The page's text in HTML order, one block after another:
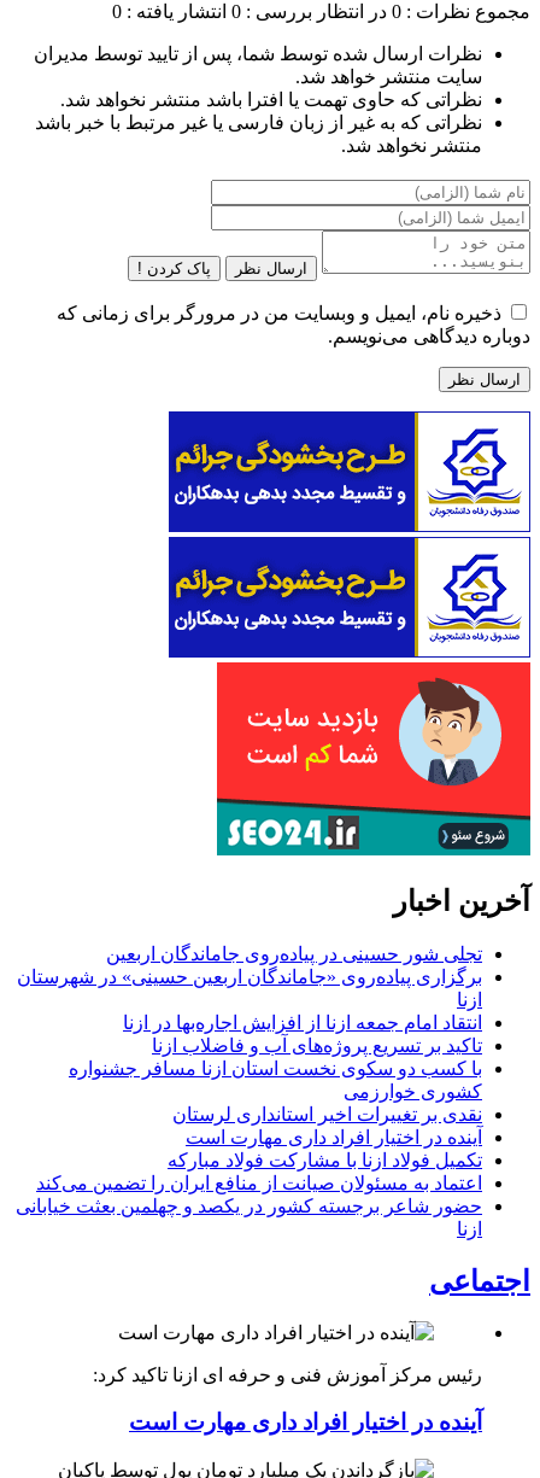
مجموع نظرات : 0 در انتظار بررسی : 0 انتشار یافته : 0
نظرات ارسال شده توسط شما، پس از تایید توسط مدیران
سایت منتشر خواهد شد.
نظراتی که حاوی تهمت یا افترا باشد منتشر نخواهد شد.
نظراتی که به غیر از زبان فارسی یا غیر مرتبط با خبر باشد
منتشر نخواهد شد.
ارسال نظر پاک کردن !
ذخیره نام، ایمیل و وبسایت من در مرورگر برای زمانی که
دوباره دیدگاهی می‌نویسم.
آخرین اخبار
تجلی شور حسینی در پیاده‌روی جاماندگان اربعین
برگزاری پیاده‌روی «جاماندگان اربعین حسینی» در شهرستان
ازنا
انتقاد امام جمعه ازنا از افزایش اجاره‌بها در ازنا
تاکید بر تسریع پروژه‌های آب و فاضلاب ازنا
با کسب دو سکوی نخست استان ازنا مسافر جشنواره
کشوری خوارزمی
نقدی بر تغییرات اخیر استانداری لرستان
آینده در اختیار افراد داری مهارت است
تکمیل فولاد ازنا با مشارکت فولاد مبارکه
اعتماد به مسئولان صیانت از منافع ایران را تضمین می‌کند
حضور شاعر برجسته کشور در یکصد و چهلمین بعثت خیابانی
ازنا
اجتماعی
رئیس مرکز آموزش فنی و حرفه ای ازنا تاکید کرد:
آینده در اختیار افراد داری مهارت است